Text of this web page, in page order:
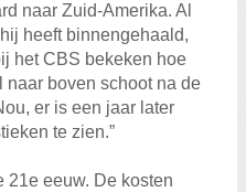
naar Zuid-Amerika. Al
heeft binnengehaald,
het CBS bekeken hoe
boven schoot na de
er is een jaar later
te zien.”
21e eeuw. De kosten